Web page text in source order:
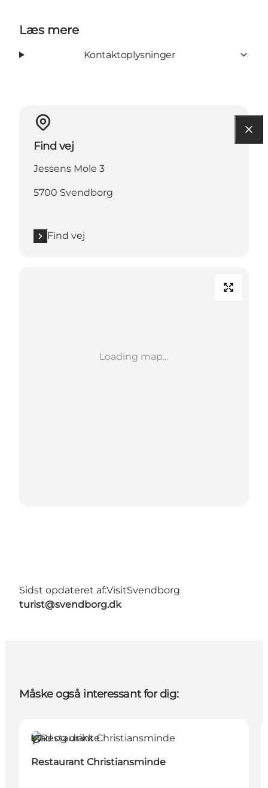
Læs mere
Kontaktoplysninger
Find vej
Jessens Mole 3
5700 Svendborg
Find vej
Loading map...
Sidst opdateret af:VisitSvendborg
turist@svendborg.dk
Måske også interessant for dig:
Bæredygtige oplevelser
Mad og drikke
Restaurant Christiansminde